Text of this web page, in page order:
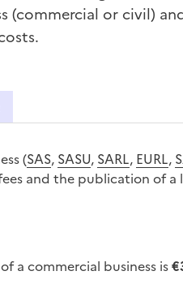
(commercial or civil)
(SAS, SASU, SARL, EURL,
and the publication of a
a commercial business is